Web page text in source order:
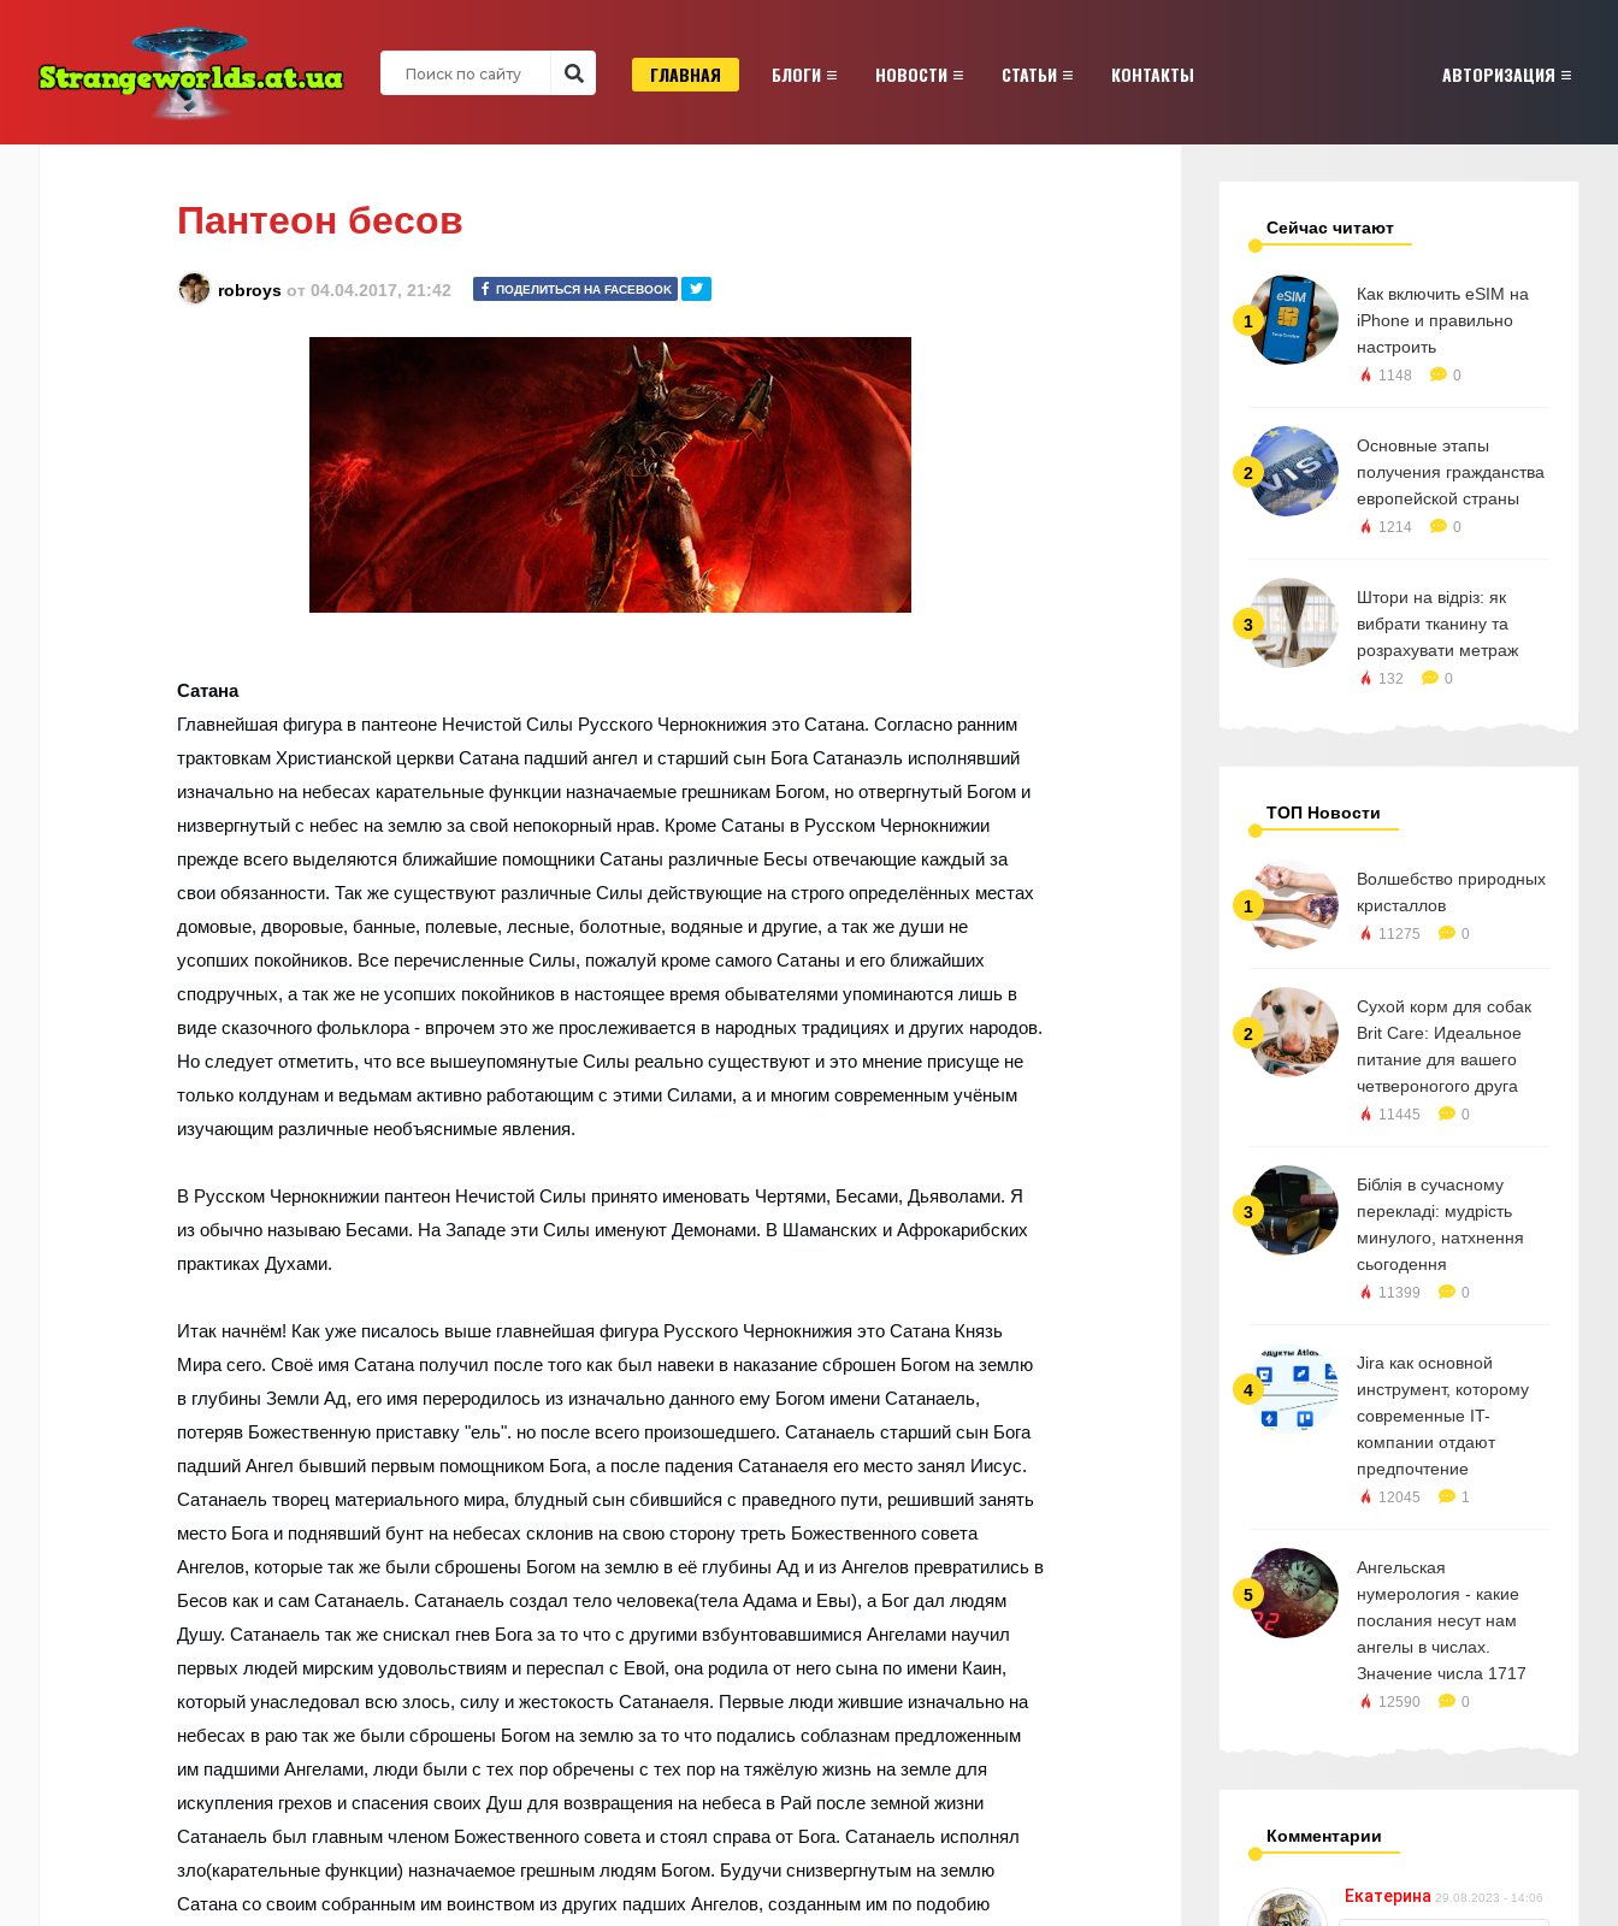
ГЛАВНАЯ БЛОГИ НОВОСТИ СТАТЬИ КОНТАКТЫ АВТОРИЗАЦИЯ
Пантеон бесов
robroys от 04.04.2017, 21:42 ПОДЕЛИТЬСЯ НА FACEBOOK
Сатана
Главнейшая фигура в пантеоне Нечистой Силы Русского Чернокнижия это Сатана. Согласно ранним
трактовкам Христианской церкви Сатана падший ангел и старший сын Бога Сатанаэль исполнявший
изначально на небесах карательные функции назначаемые грешникам Богом, но отвергнутый Богом и
низвергнутый с небес на землю за свой непокорный нрав. Кроме Сатаны в Русском Чернокнижии
прежде всего выделяются ближайшие помощники Сатаны различные Бесы отвечающие каждый за
свои обязанности. Так же существуют различные Силы действующие на строго определённых местах
домовые, дворовые, банные, полевые, лесные, болотные, водяные и другие, а так же души не
усопших покойников. Все перечисленные Силы, пожалуй кроме самого Сатаны и его ближайших
сподручных, а так же не усопших покойников в настоящее время обывателями упоминаются лишь в
виде сказочного фольклора - впрочем это же прослеживается в народных традициях и других народов.
Но следует отметить, что все вышеупомянутые Силы реально существуют и это мнение присуще не
только колдунам и ведьмам активно работающим с этими Силами, а и многим современным учёным
изучающим различные необъяснимые явления.
В Русском Чернокнижии пантеон Нечистой Силы принято именовать Чертями, Бесами, Дьяволами. Я
из обычно называю Бесами. На Западе эти Силы именуют Демонами. В Шаманских и Афрокарибских
практиках Духами.
Итак начнём! Как уже писалось выше главнейшая фигура Русского Чернокнижия это Сатана Князь
Мира сего. Своё имя Сатана получил после того как был навеки в наказание сброшен Богом на землю
в глубины Земли Ад, его имя переродилось из изначально данного ему Богом имени Сатанаель,
потеряв Божественную приставку "ель". но после всего произошедшего. Сатанаель старший сын Бога
падший Ангел бывший первым помощником Бога, а после падения Сатанаеля его место занял Иисус.
Сатанаель творец материального мира, блудный сын сбившийся с праведного пути, решивший занять
место Бога и поднявший бунт на небесах склонив на свою сторону треть Божественного совета
Ангелов, которые так же были сброшены Богом на землю в её глубины Ад и из Ангелов превратились в
Бесов как и сам Сатанаель. Сатанаель создал тело человека(тела Адама и Евы), а Бог дал людям
Душу. Сатанаель так же снискал гнев Бога за то что с другими взбунтовавшимися Ангелами научил
первых людей мирским удовольствиям и переспал с Евой, она родила от него сына по имени Каин,
который унаследовал всю злось, силу и жестокость Сатанаеля. Первые люди жившие изначально на
небесах в раю так же были сброшены Богом на землю за то что подались соблазнам предложенным
им падшими Ангелами, люди были с тех пор обречены с тех пор на тяжёлую жизнь на земле для
искупления грехов и спасения своих Душ для возвращения на небеса в Рай после земной жизни
Сатанаель был главным членом Божественного совета и стоял справа от Бога. Сатанаель исполнял
зло(карательные функции) назначаемое грешным людям Богом. Будучи снизвергнутым на землю
Сатана со своим собранным им воинством из других падших Ангелов, созданным им по подобию
Сейчас читают
1
Как включить eSIM на
iPhone и правильно
настроить
1148 0
2
Основные этапы
получения гражданства
европейской страны
1214 0
3
Штори на відріз: як
вибрати тканину та
розрахувати метраж
132 0
ТОП Новости
1
Волшебство природных
кристаллов
11275 0
2
Сухой корм для собак
Brit Care: Идеальное
питание для вашего
четвероногого друга
11445 0
3
Біблія в сучасному
перекладі: мудрість
минулого, натхнення
сьогодення
11399 0
4
Jira как основной
инструмент, которому
современные IT-
компании отдают
предпочтение
12045 1
5
Ангельская
нумерология - какие
послания несут нам
ангелы в числах.
Значение числа 1717
12590 0
Комментарии
Екатерина 29.08.2023 - 14:06